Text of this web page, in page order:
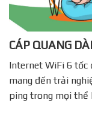
CÁP QUANG
Internet WiFi 6 tốc
mang đến trải
ping trong mọi thể